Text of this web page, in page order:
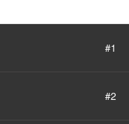
#1
#2